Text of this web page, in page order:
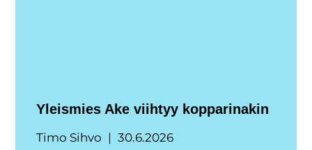
Yleismies Ake viihtyy kopparinakin
Timo Sihvo 30.6.2026